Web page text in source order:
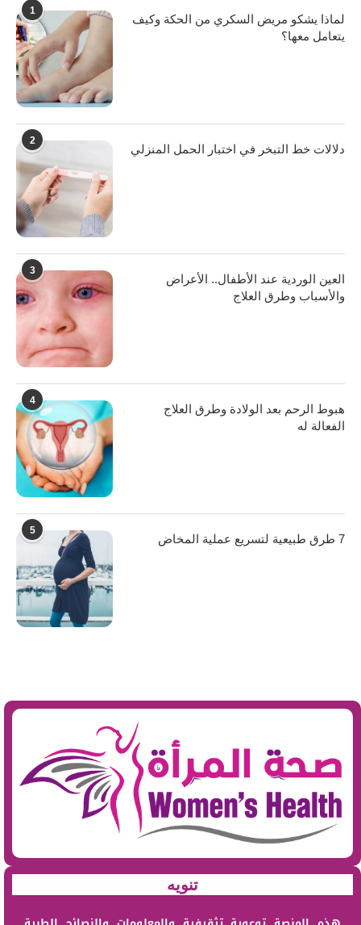
1
لماذا يشكو مريض السكري من الحكة وكيف
يتعامل معها؟
2
دلالات خط التبخر في اختبار الحمل المنزلي
3
العين الوردية عند الأطفال.. الأعراض
والأسباب وطرق العلاج
4
هبوط الرحم بعد الولادة وطرق العلاج
الفعالة له
5
7 طرق طبيعية لتسريع عملية المخاض
تنويه